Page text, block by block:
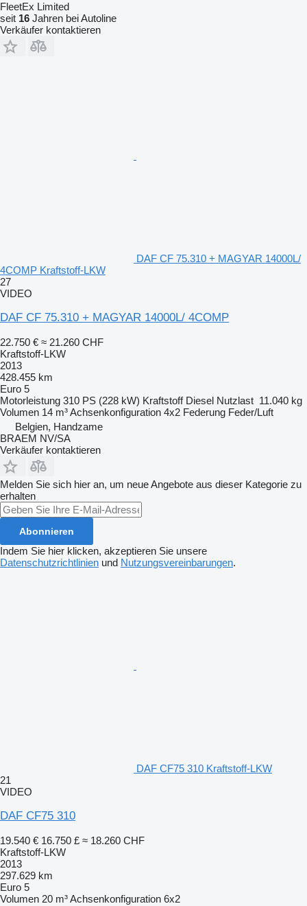
FleetEx Limited
seit 16 Jahren bei Autoline
Verkäufer kontaktieren
DAF CF 75.310 + MAGYAR 14000L/
4COMP Kraftstoff-LKW
27
VIDEO
DAF CF 75.310 + MAGYAR 14000L/ 4COMP
22.750 € ≈ 21.260 CHF
Kraftstoff-LKW
2013
428.455 km
Euro 5
Motorleistung 310 PS (228 kW) Kraftstoff Diesel Nutzlast 11.040 kg
Volumen 14 m³Achsenkonfiguration 4x2 Federung Feder/Luft
Belgien, Handzame
BRAEM NV/SA
Verkäufer kontaktieren
Melden Sie sich hier an, um neue Angebote aus dieser Kategorie zu
erhalten
Abonnieren
Indem Sie hier klicken, akzeptieren Sie unsere
Datenschutzrichtlinien und Nutzungsvereinbarungen.
DAF CF75 310 Kraftstoff-LKW
21
VIDEO
DAF CF75 310
19.540 € 16.750 £ ≈ 18.260 CHF
Kraftstoff-LKW
2013
297.629 km
Euro 5
Volumen 20 m³Achsenkonfiguration 6x2